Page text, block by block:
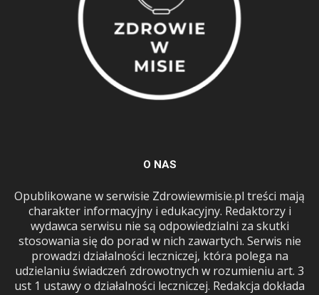
O NAS
Opublikowane w serwisie Zdrowiewmisie.pl treści mają
charakter informacyjny i edukacyjny. Redaktorzy i
wydawca serwisu nie są odpowiedzialni za skutki
stosowania się do porad w nich zawartych. Serwis nie
prowadzi działalności leczniczej, która polega na
udzielaniu świadczeń zdrowotnych w rozumieniu art. 3
ust 1 ustawy o działalności leczniczej. Redakcja dokłada